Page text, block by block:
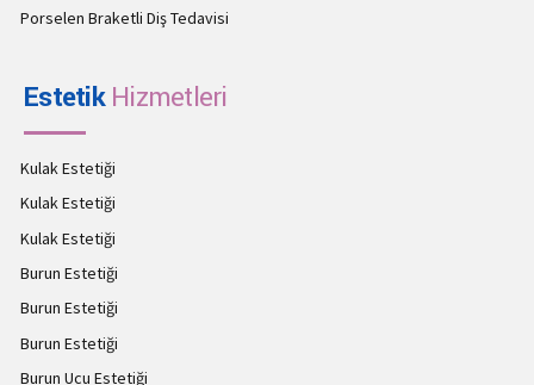
Porselen Braketli Diş Tedavisi
Estetik Hizmetleri
Kulak Estetiği
Kulak Estetiği
Kulak Estetiği
Burun Estetiği
Burun Estetiği
Burun Estetiği
Burun Ucu Estetiği